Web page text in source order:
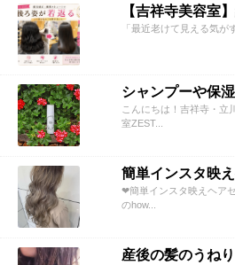
「最近老けて見える気
こんにちは！吉祥寺・立
室ZEST...
簡単インスタ映
❤︎簡単インスタ映えヘア
のhow...